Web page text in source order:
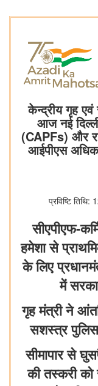
केन्द्रीय गृह एवं
आज नई
(CAPFs) और
आईपीएस
प्रविष्टि
सीएपीएफ-
हमेशा से
के लिए
में
गृह मंत्री ने
सशस्त्र पुलिस
सीमापार से
की तस्करी